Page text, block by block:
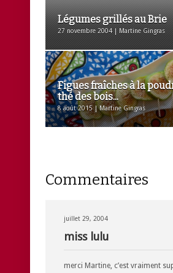
Légumes grillés au Brie
27 novembre 2004 | Martine Gingras
Figues fraîches à la
thé des bois...
8 août 2015 | Martine Gingras
Commentaires
juillet 29, 2004
miss lulu
merci Martine, c’est vraiment